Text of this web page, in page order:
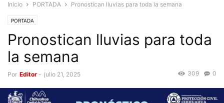
Inicio PORTADA Pronostican lluvias para toda la semana
PORTADA
Pronostican lluvias para toda
la semana
Por Editor - julio 21, 2025 0
309